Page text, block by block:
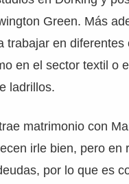
Green. Más
trabajar en diferentes
en el sector textil o
ladrillos.
matrimonio con
irle bien, pero en
por lo que es